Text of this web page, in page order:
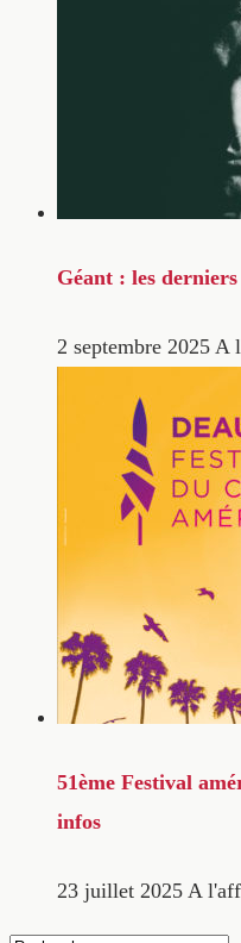
Géant : les
2 septembre 2025 A
51ème Festival
infos
23 juillet 2025 A